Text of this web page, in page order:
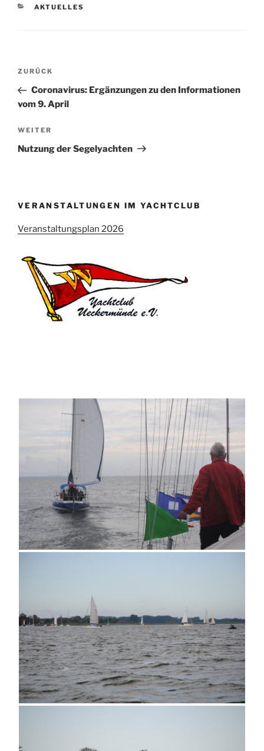
KATEGORIEN
AKTUELLES
Beitragsnavigation
Vorheriger
Beitrag
ZURÜCK
Coronavirus: Ergänzungen zu den Informationen
vom 9. April
Nächster
Beitrag
WEITER
Nutzung der Segelyachten
VERANSTALTUNGEN IM YACHTCLUB
Veranstaltungsplan 2026